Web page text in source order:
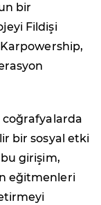
bir
Fildişi
bir sosyal etki
girişim,
eğitmenleri